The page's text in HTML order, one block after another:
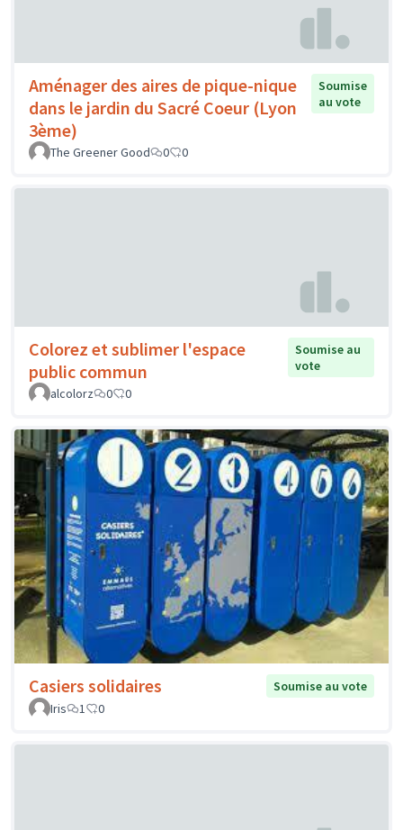
Aménager des aires de pique-nique
dans le jardin du Sacré Coeur (Lyon
3ème)
Soumise
au vote
The Greener Good 0 0
Colorez et sublimer l'espace
public commun
Soumise au
vote
alcolorz
0 0
Casiers solidaires
Soumise au vote
Iris
1 0